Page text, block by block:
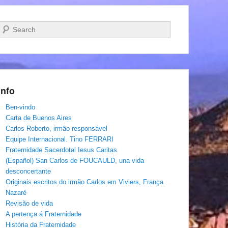
Pesquisar…
Ben-vindo
Carta de Buenos Aires
Carlos Roberto, irmâo responsável
Equipe Internacional. Tino FERRARI
Fraternidade Sacerdotal Iesus Caritas
(Español) San Carlos de FOUCAULD, una vida
desconcertante
Originais escritos do irmão Carlos em Viviers, França
Nazaré
Revisão de vida
A pertença á Fraternidade
História da Fraternidade